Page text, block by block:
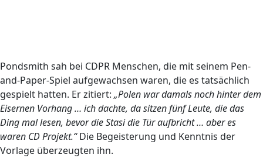
Pondsmith sah bei CDPR Menschen, die mit seinem Pen-
and-Paper-Spiel aufgewachsen waren, die es tatsächlich
gespielt hatten. Er zitiert: „Polen war damals noch hinter dem
Eisernen Vorhang … ich dachte, da sitzen fünf Leute, die das
Ding mal lesen, bevor die Stasi die Tür aufbricht … aber es
waren CD Projekt.“Die Begeisterung und Kenntnis der
Vorlage überzeugten ihn.